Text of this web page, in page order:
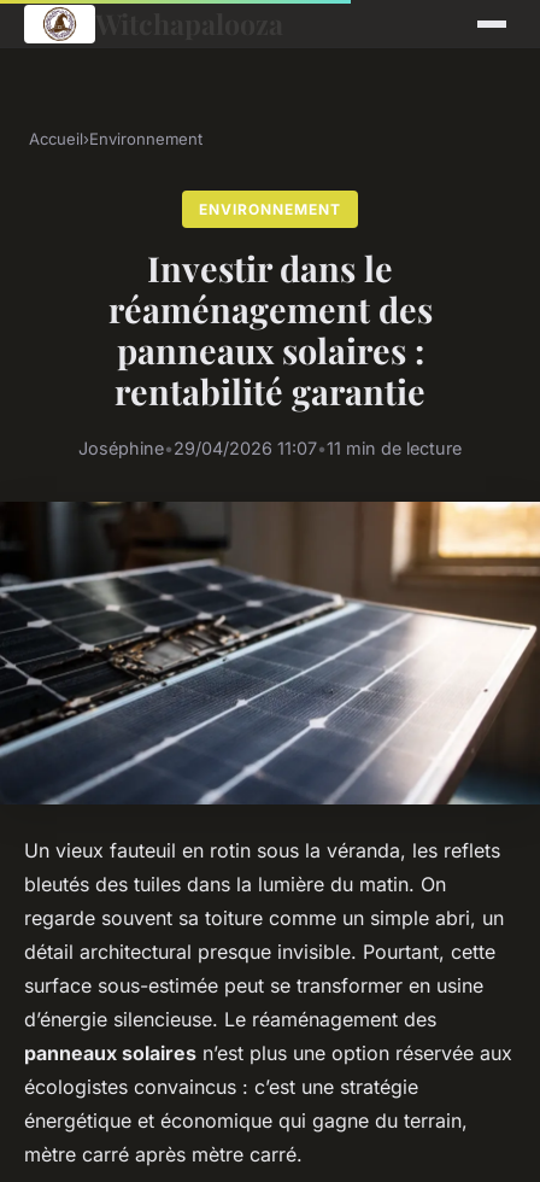
Accueil›Environnement
ENVIRONNEMENT
Investir dans le
réaménagement des
panneaux solaires :
rentabilité garantie
Joséphine•29/04/2026 11:07•11 min de lecture
Un vieux fauteuil en rotin sous la véranda, les reflets
bleutés des tuiles dans la lumière du matin. On
regarde souvent sa toiture comme un simple abri, un
détail architectural presque invisible. Pourtant, cette
surface sous-estimée peut se transformer en usine
d’énergie silencieuse. Le réaménagement des
panneaux solaires n’est plus une option réservée aux
écologistes convaincus : c’est une stratégie
énergétique et économique qui gagne du terrain,
mètre carré après mètre carré.